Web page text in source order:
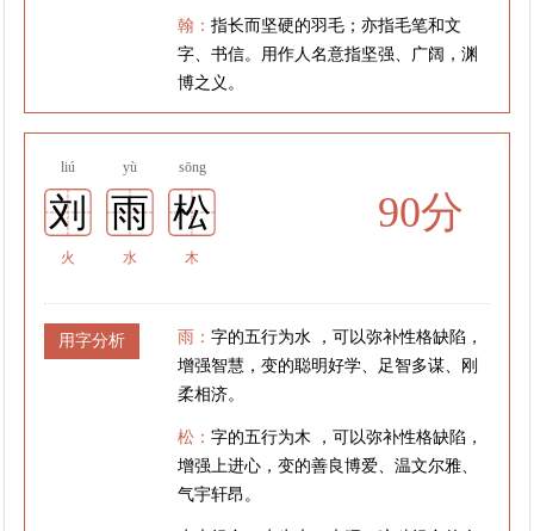
翰：指长而坚硬的羽毛；亦指毛笔和文
字、书信。用作人名意指坚强、广阔，渊
博之义。
liú yù sōng
刘 雨 松
火 水 木
90分
用字分析 雨：字的五行为水 ，可以弥补性格缺陷，
增强智慧，变的聪明好学、足智多谋、刚
柔相济。
松：字的五行为木 ，可以弥补性格缺陷，
增强上进心，变的善良博爱、温文尔雅、
气宇轩昂。